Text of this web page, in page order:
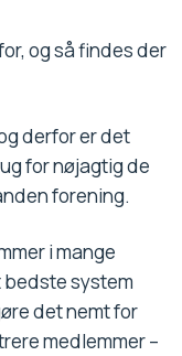
og så findes der
derfor er det
for nøjagtig de
forening.
i mange
bedste system
det nemt for
medlemmer –